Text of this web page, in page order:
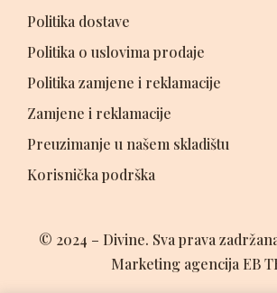
Politika dostave
Politika o uslovima prodaje
Politika zamjene i reklamacije
Zamjene i reklamacije
Preuzimanje u našem skladištu
Korisnička podrška
© 2024 – Divine. Sva prava
Marketing agencija EB